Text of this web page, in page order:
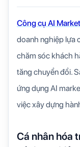
Công cụ AI
doanh nghiệp lựa
chăm sóc khách
tăng chuyển đổi.
ứng dụng AI
việc xây dựng
Cá nhân hóa